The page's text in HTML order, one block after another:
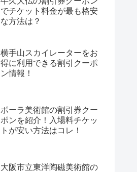
でチケット料金が最も格安
な方法は？
横手山スカイレーターをお
得に利用できる割引クーポ
ン情報！
ポーラ美術館の割引券クー
ポンを紹介！入場料チケッ
トが安い方法はコレ！
大阪市立東洋陶磁美術館の